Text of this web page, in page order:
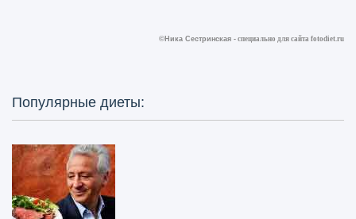
©Ника Сестринская - специально для сайта fotodiet.ru
Популярные диеты: